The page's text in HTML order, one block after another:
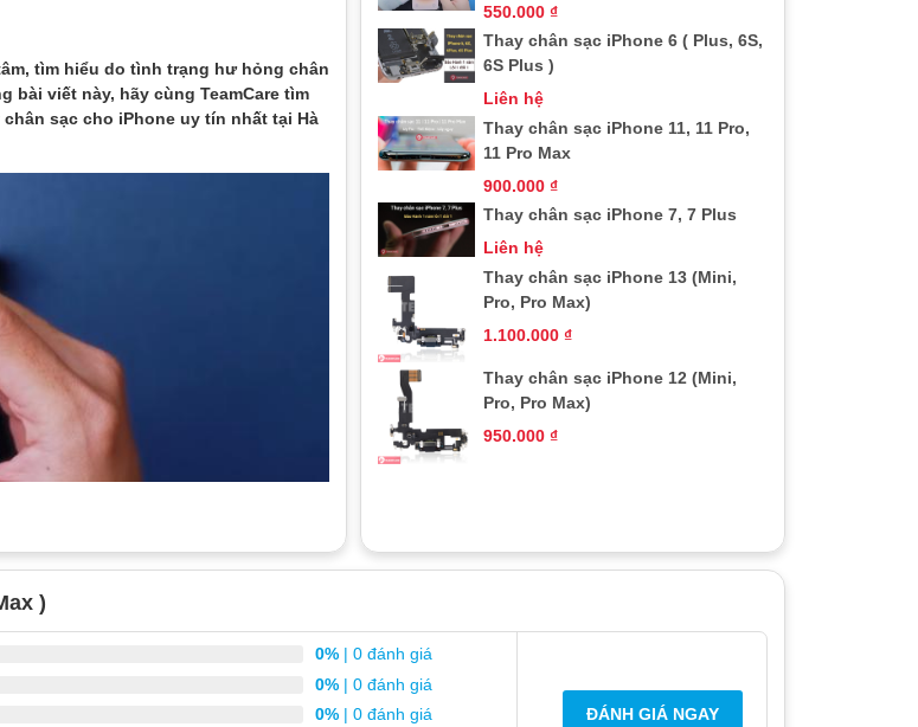
tìm hiểu do tình trạng hư hỏng chân
bài viết này, hãy cùng TeamCare tìm
sạc cho iPhone uy tín nhất tại Hà
550.000 ₫
Thay chân sạc iPhone 6 ( Plus, 6S,
6S Plus )
Liên hệ
Thay chân sạc iPhone 11, 11 Pro,
11 Pro Max
900.000 ₫
Thay chân sạc iPhone 7, 7 Plus
Liên hệ
Thay chân sạc iPhone 13 (Mini,
Pro, Pro Max)
1.100.000 ₫
Thay chân sạc iPhone 12 (Mini,
Pro, Pro Max)
950.000 ₫
)
0%| 0 đánh giá
0%| 0 đánh giá
0%| 0 đánh giá
ĐÁNH GIÁ NGAY